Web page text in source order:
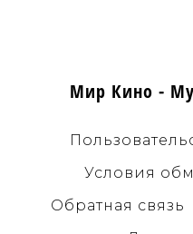
Мир Кино -
Условия
Обратная связь